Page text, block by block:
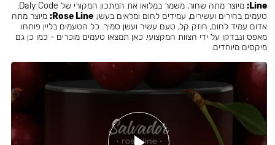
Line:
מיוצר מתה שחור, משמר במלואו את המתכון המקורי של Daly Code:
טעמים בהירים ועשירים, עמידים לחום ומלאים בעשן.Rose Line: מיוצר מתה
אדום עמיד לחום, חוזק קל, טעם עשיר ועשן סמיך. כל הטעמים בליין פותחו
מאפס ונבדקו על ידי הצוות המקצועי. כאן תמצאו טעמים מוכרים - כמו כן גם
מיקסים מיוחדים.